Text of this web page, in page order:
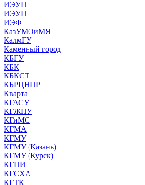
ИЭУП
ИЭУП
ИЭФ
КазУМОиМЯ
КалмГУ
Каменный город
КБГУ
КБК
КБКСТ
КБРЦНПР
Кварта
КГАСУ
КГЖПУ
КГиМС
КГМА
КГМУ
КГМУ (Казань)
КГМУ (Курск)
КГПИ
КГСХА
КГТК